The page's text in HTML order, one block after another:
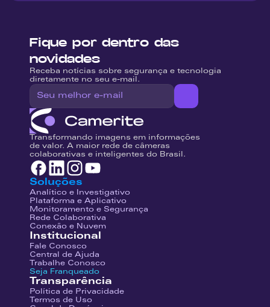
Fique por dentro das
novidades
Receba notícias sobre segurança e tecnologia
diretamente no seu e-mail.
Transformando imagens em informações
de valor. A maior rede de câmeras
colaborativas e inteligentes do Brasil.
Soluções
Analítico e Investigativo
Plataforma e Aplicativo
Monitoramento e Segurança
Rede Colaborativa
Conexão e Nuvem
Institucional
Fale Conosco
Central de Ajuda
Trabalhe Conosco
Seja Franqueado
Transparência
Política de Privacidade
Termos de Uso